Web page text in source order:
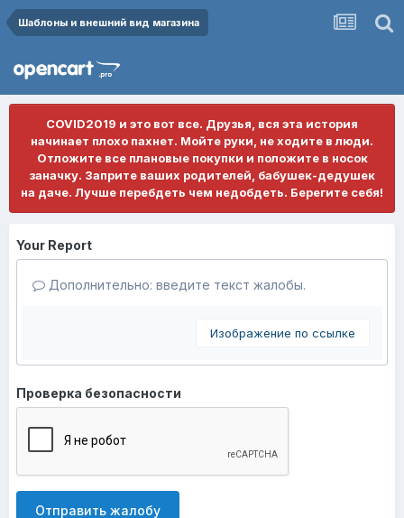
Шаблоны и внешний вид магазина
COVID2019 и это вот все. Друзья, вся эта история
начинает плохо пахнет. Мойте руки, не ходите в люди.
Отложите все плановые покупки и положите в носок
заначку. Заприте ваших родителей, бабушек-дедушек
на даче. Лучше перебдеть чем недобдеть. Берегите себя!
Your Report
Дополнительно: введите текст жалобы.
Изображение по ссылке
Проверка безопасности
Отправить жалобу